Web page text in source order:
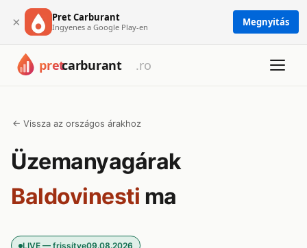
× Pret Carburant
Ingyenes a Google Play-en Megnyitás
← Vissza az országos árakhoz
Üzemanyagárak
Baldovinesti ma
LIVE — frissítve09.08.2026